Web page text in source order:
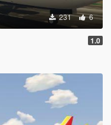
231 6
1.0